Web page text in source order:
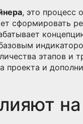
, это процесс
сформировать
этапов и
проекта и